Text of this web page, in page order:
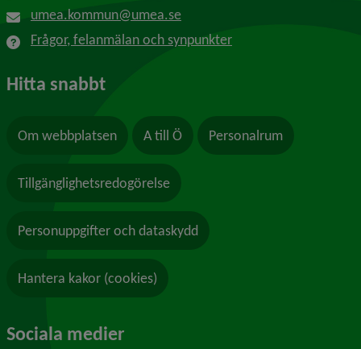
umea.kommun@umea.se
Frågor, felanmälan och synpunkter
Hitta snabbt
Om webbplatsen A till Ö Personalrum
Tillgänglighetsredogörelse
Personuppgifter och dataskydd
Hantera kakor (cookies)
Sociala medier